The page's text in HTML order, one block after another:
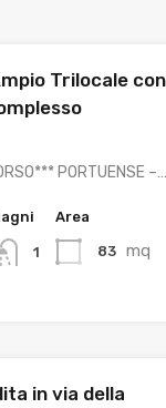
Trilocale con
PORTUENSE –…
1
Area
83 mq
in via della